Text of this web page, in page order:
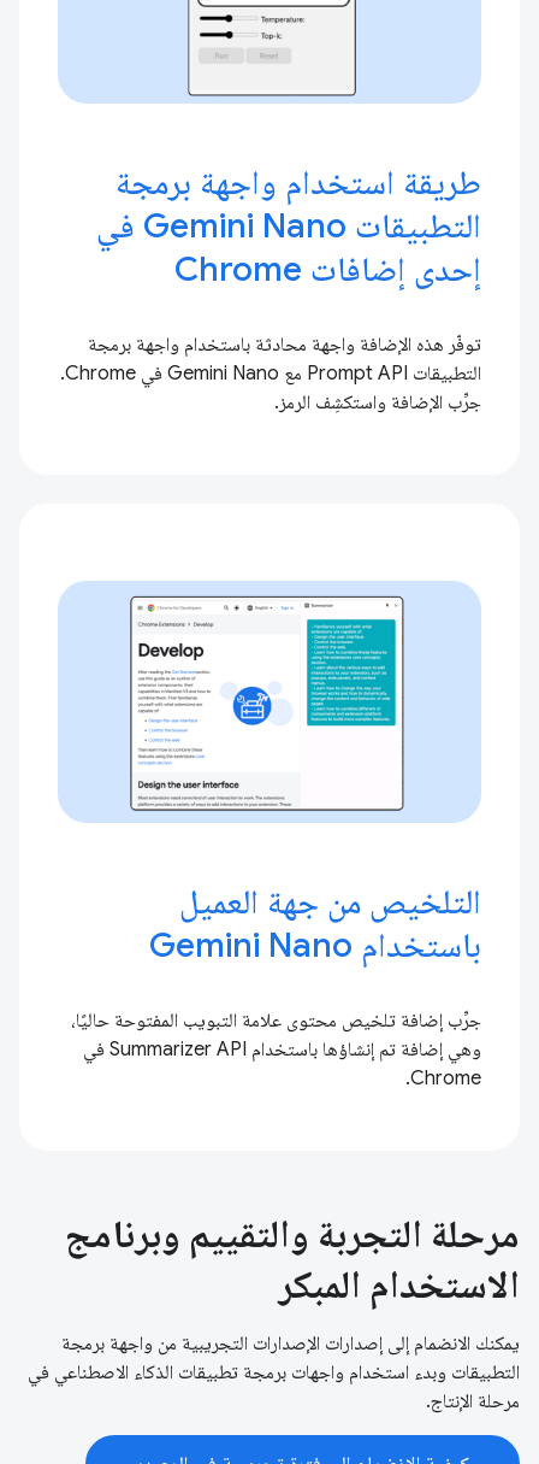
طريقة استخدام واجهة برمجة
التطبيقات Gemini Nano في
إحدى إضافات Chrome
توفّر هذه الإضافة واجهة محادثة باستخدام واجهة برمجة
التطبيقات Prompt API مع Gemini Nano في Chrome.
جرِّب الإضافة واستكشِف الرمز.
التلخيص من جهة العميل
باستخدام Gemini Nano
جرِّب إضافة تلخيص محتوى علامة التبويب المفتوحة حاليًا،
وهي إضافة تم إنشاؤها باستخدام Summarizer API في
Chrome.
مرحلة التجربة والتقييم وبرنامج
الاستخدام المبكر
يمكنك الانضمام إلى إصدارات الإصدارات التجريبية من واجهة برمجة
التطبيقات وبدء استخدام واجهات برمجة تطبيقات الذكاء الاصطناعي في
مرحلة الإنتاج.